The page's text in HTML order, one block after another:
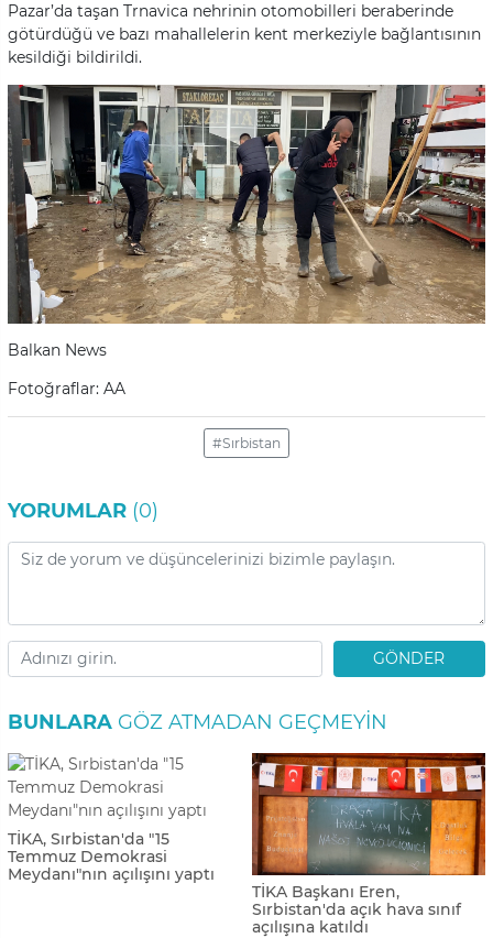
Pazar’da taşan Trnavica nehrinin otomobilleri beraberinde
götürdüğü ve bazı mahallelerin kent merkeziyle bağlantısının
kesildiği bildirildi.
Balkan News
Fotoğraflar: AA
#Sırbistan
YORUMLAR (0)
GÖNDER
BUNLARA GÖZ ATMADAN GEÇMEYIN
TİKA, Sırbistan'da "15
Temmuz Demokrasi
Meydanı"nın açılışını yaptı
TİKA Başkanı Eren,
Sırbistan'da açık hava sınıf
açılışına katıldı